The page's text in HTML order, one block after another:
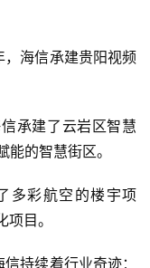
海信承建贵阳视频
承建了云岩区智慧
的智慧街区。
多彩航空的楼宇项
目。
持续着行业奇迹：